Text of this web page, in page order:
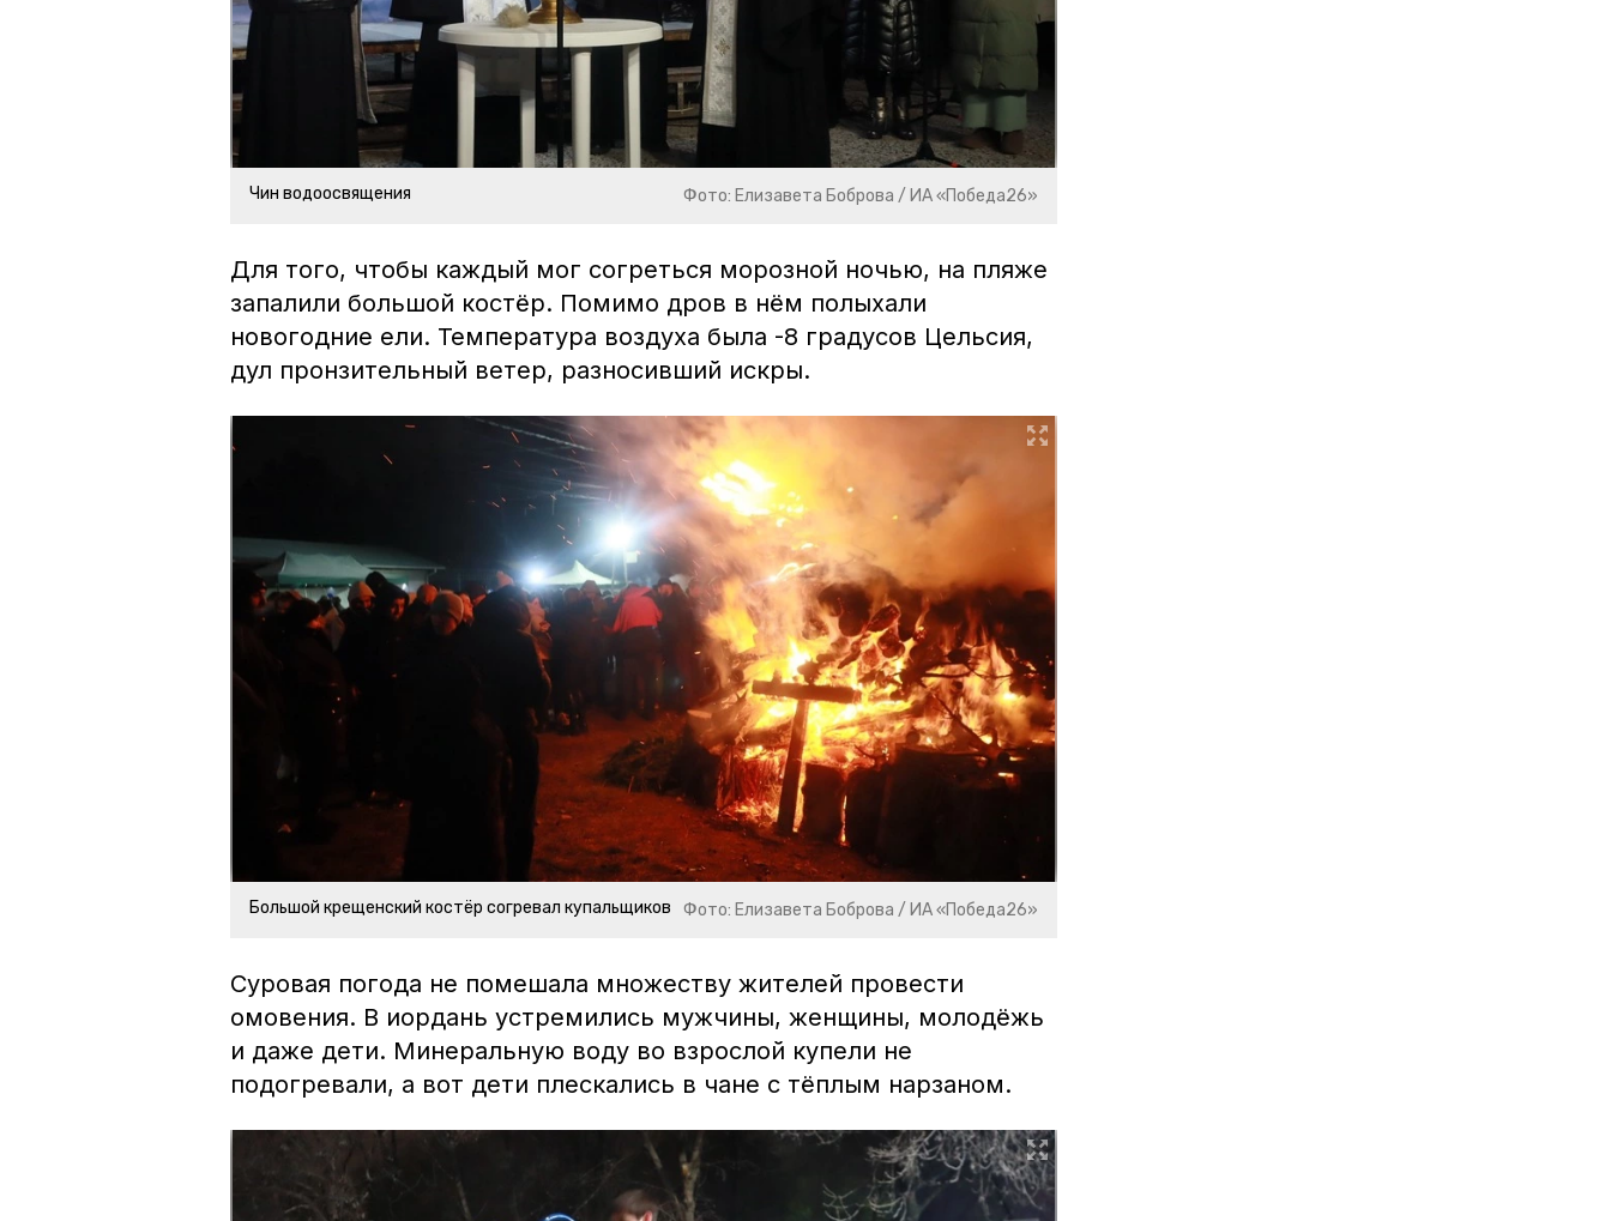
Чин водоосвящения Фото: Елизавета Боброва / ИА «Победа26»
Для того, чтобы каждый мог согреться морозной ночью, на пляже
запалили большой костёр. Помимо дров в нём полыхали
новогодние ели. Температура воздуха была -8 градусов Цельсия,
дул пронзительный ветер, разносивший искры.
Большой крещенский костёр согревал купальщиков Фото: Елизавета Боброва / ИА «Победа26»
Суровая погода не помешала множеству жителей провести
омовения. В иордань устремились мужчины, женщины, молодёжь
и даже дети. Минеральную воду во взрослой купели не
подогревали, а вот дети плескались в чане с тёплым нарзаном.